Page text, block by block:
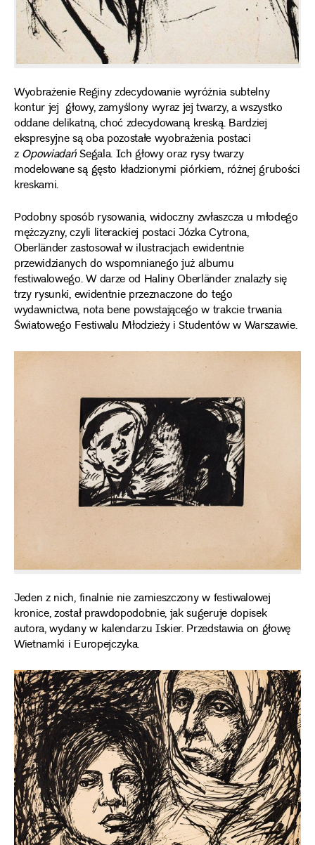
Wyobrażenie Reginy zdecydowanie wyróżnia subtelny
kontur jej głowy, zamyślony wyraz jej twarzy, a wszystko
oddane delikatną, choć zdecydowaną kreską. Bardziej
ekspresyjne są oba pozostałe wyobrażenia postaci
zOpowiadańSegala. Ich głowy oraz rysy twarzy
modelowane są gęsto kładzionymi piórkiem, różnej grubości
kreskami.
Podobny sposób rysowania, widoczny zwłaszcza u młodego
mężczyzny, czyli literackiej postaci Józka Cytrona,
Oberländer zastosował w ilustracjach ewidentnie
przewidzianych do wspomnianego już albumu
festiwalowego. W darze od Haliny Oberländer znalazły się
trzy rysunki, ewidentnie przeznaczone do tego
wydawnictwa, nota bene powstającego w trakcie trwania
Światowego Festiwalu Młodzieży i Studentów w Warszawie.
Jeden z nich, finalnie nie zamieszczony w festiwalowej
kronice, został prawdopodobnie, jak sugeruje dopisek
autora, wydany w kalendarzu Iskier. Przedstawia on głowę
Wietnamki i Europejczyka.